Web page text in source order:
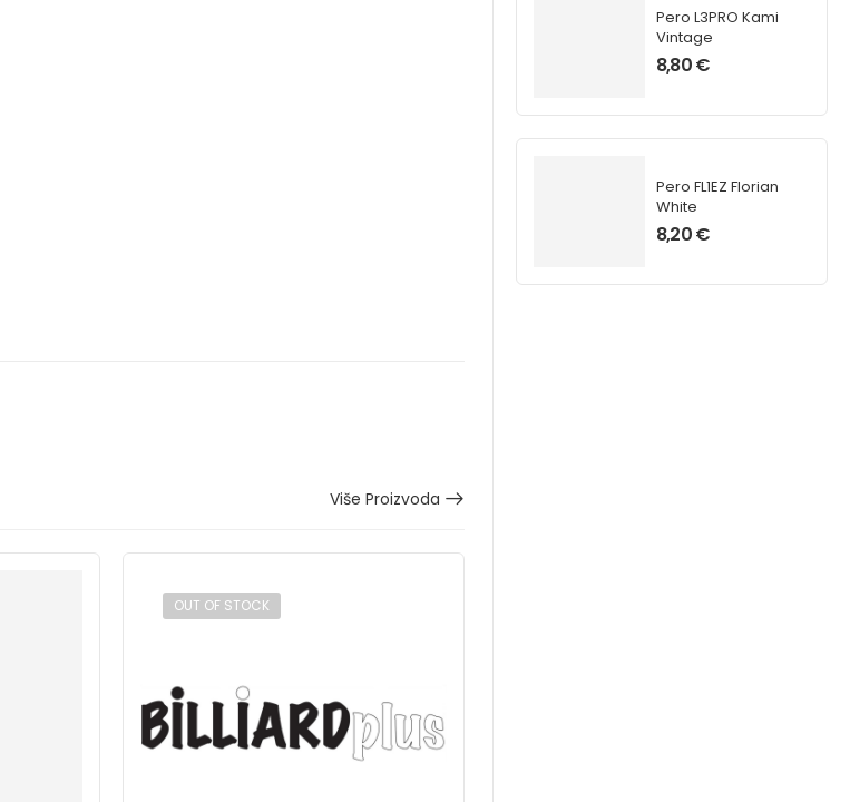
Pero L3PRO Kami
Vintage
8,80€
Pero FL1EZ Florian
White
8,20€
Više Proizvoda
OUT OF STOCK